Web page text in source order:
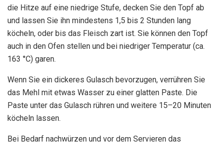
die Hitze auf eine niedrige Stufe, decken Sie den Topf ab
und lassen Sie ihn mindestens 1,5 bis 2 Stunden lang
köcheln, oder bis das Fleisch zart ist. Sie können den Topf
auch in den Ofen stellen und bei niedriger Temperatur (ca.
163 °C) garen.
Wenn Sie ein dickeres Gulasch bevorzugen, verrühren Sie
das Mehl mit etwas Wasser zu einer glatten Paste. Die
Paste unter das Gulasch rühren und weitere 15–20 Minuten
köcheln lassen.
Bei Bedarf nachwürzen und vor dem Servieren das